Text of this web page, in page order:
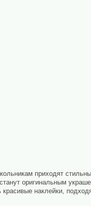
приходят
оригинальным
наклейки,